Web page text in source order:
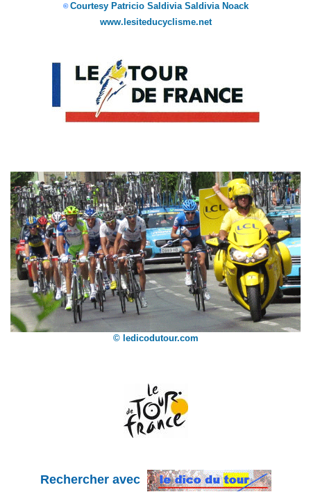
© Courtesy Patricio Saldivia Saldivia Noack
www.lesiteducyclisme.net
© ledicodutour.com
Rechercher avec